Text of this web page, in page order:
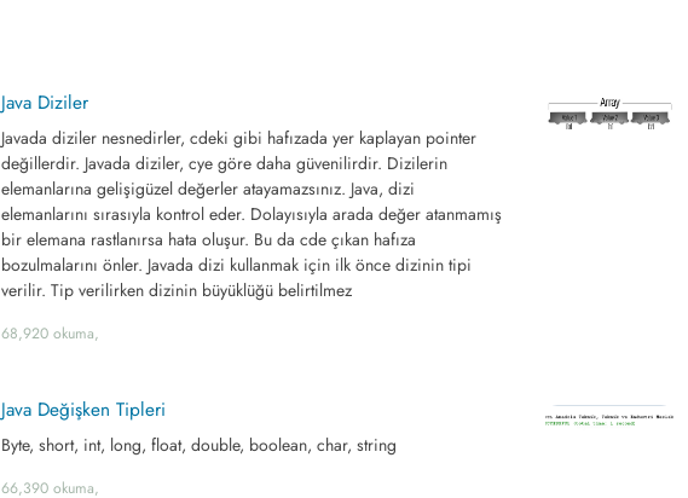
Java Diziler
Javada diziler nesnedirler, cdeki gibi hafızada yer kaplayan pointer
değillerdir. Javada diziler, cye göre daha güvenilirdir. Dizilerin
elemanlarına gelişigüzel değerler atayamazsınız. Java, dizi
elemanlarını sırasıyla kontrol eder. Dolayısıyla arada değer atanmamış
bir elemana rastlanırsa hata oluşur. Bu da cde çıkan hafıza
bozulmalarını önler. Javada dizi kullanmak için ilk önce dizinin tipi
verilir. Tip verilirken dizinin büyüklüğü belirtilmez
68,920 okuma,
Java Değişken Tipleri
Byte, short, int, long, float, double, boolean, char, string
66,390 okuma,